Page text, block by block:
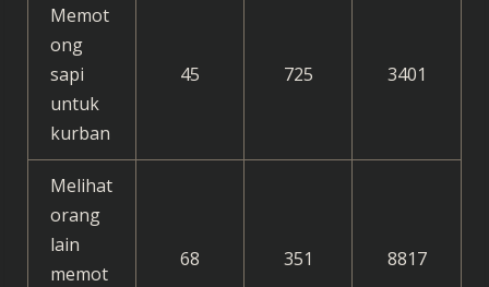
Memot
ong
sapi
untuk
kurban
45 725 3401
Melihat
orang
lain
memot
68 351 8817